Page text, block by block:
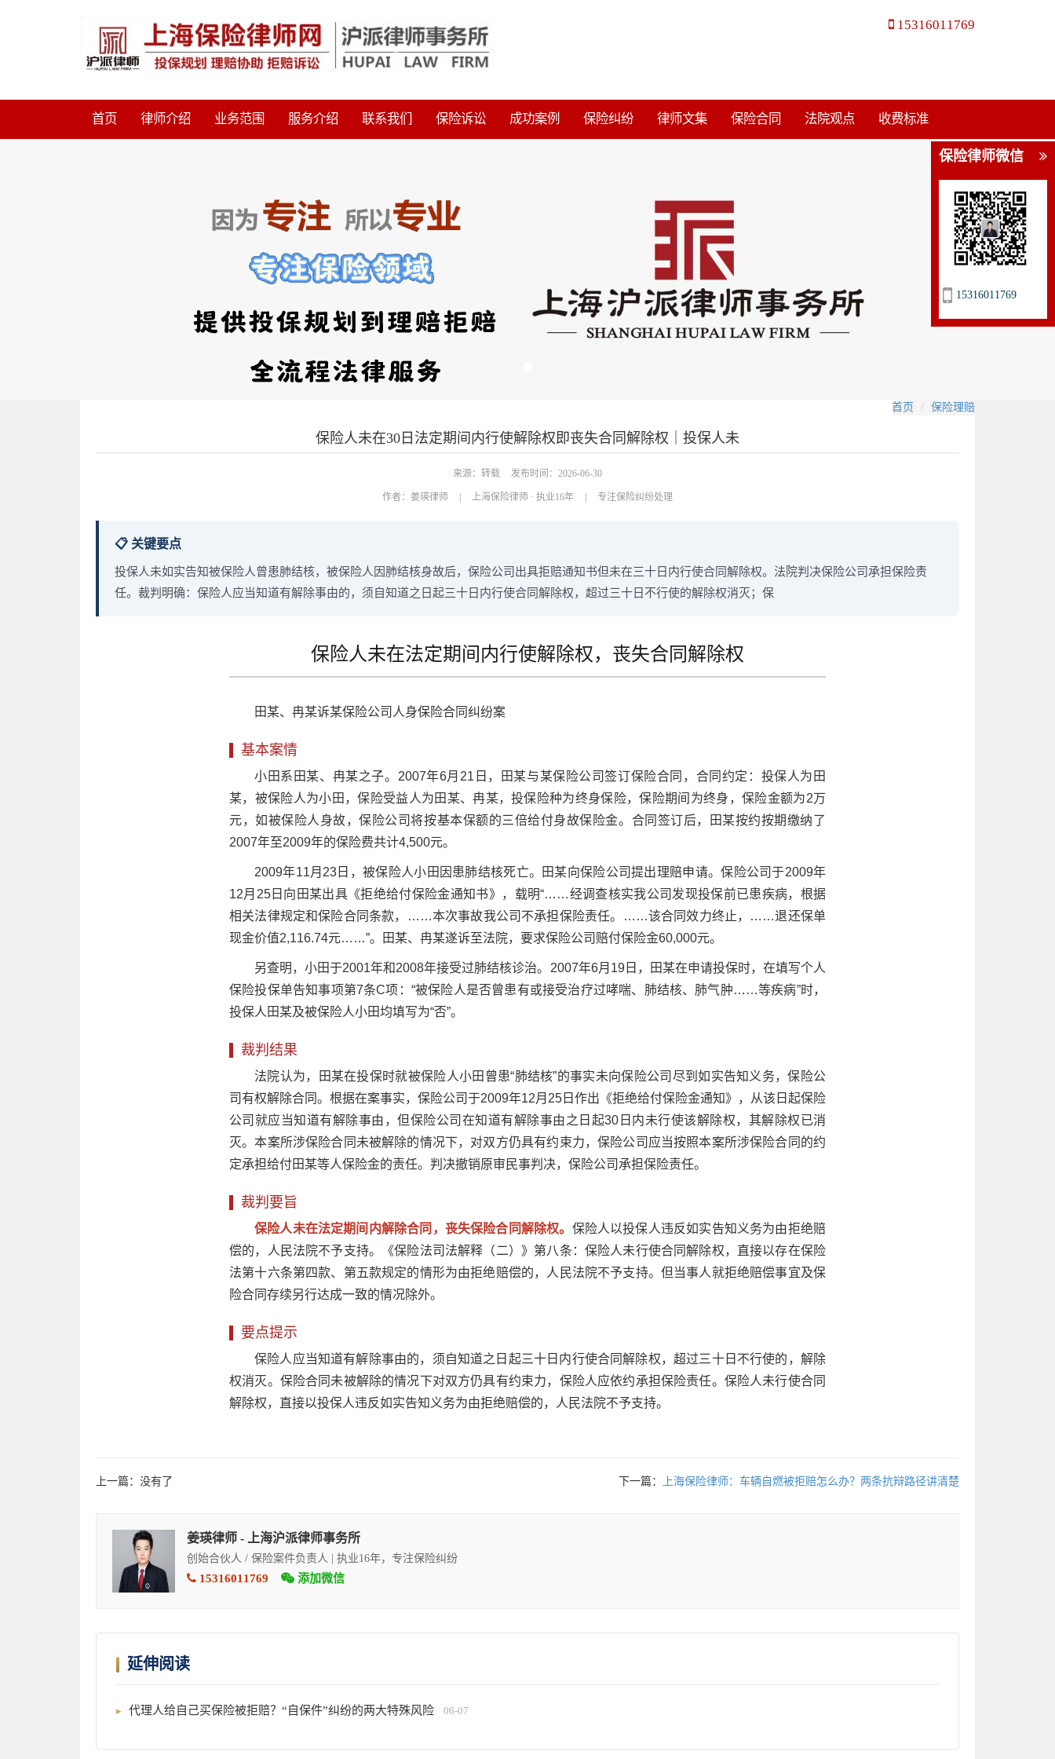
15316011769
首页 律师介绍 业务范围 服务介绍 联系我们 保险诉讼 成功案例 保险纠纷 律师文集 保险合同 法院观点 收费标准
首页 保险理赔
保险人未在30日法定期间内行使解除权即丧失合同解除权｜投保人未
来源：转载 发布时间：2026-06-30
作者： 姜瑛律师 上海保险律师 · 执业16年 专注保险纠纷处理
📋 关键要点
投保人未如实告知被保险人曾患肺结核，被保险人因肺结核身故后，保险公司出具拒赔通知书但未在三十日内行使合同解除权。法院判决保险公司承担保险责
任。裁判明确：保险人应当知道有解除事由的，须自知道之日起三十日内行使合同解除权，超过三十日不行使的解除权消灭；保
保险人未在法定期间内行使解除权，丧失合同解除权
田某、冉某诉某保险公司人身保险合同纠纷案
基本案情
小田系田某、冉某之子。2007年6月21日，田某与某保险公司签订保险合同，合同约定：投保人为田
某，被保险人为小田，保险受益人为田某、冉某，投保险种为终身保险，保险期间为终身，保险金额为2万
元，如被保险人身故，保险公司将按基本保额的三倍给付身故保险金。合同签订后，田某按约按期缴纳了
2007年至2009年的保险费共计4,500元。
2009年11月23日，被保险人小田因患肺结核死亡。田某向保险公司提出理赔申请。保险公司于2009年
12月25日向田某出具《拒绝给付保险金通知书》，载明“……经调查核实我公司发现投保前已患疾病，根据
相关法律规定和保险合同条款，……本次事故我公司不承担保险责任。……该合同效力终止，……退还保单
现金价值2,116.74元……”。田某、冉某遂诉至法院，要求保险公司赔付保险金60,000元。
另查明，小田于2001年和2008年接受过肺结核诊治。2007年6月19日，田某在申请投保时，在填写个人
保险投保单告知事项第7条C项：“被保险人是否曾患有或接受治疗过哮喘、肺结核、肺气肿……等疾病”时，
投保人田某及被保险人小田均填写为“否”。
裁判结果
法院认为，田某在投保时就被保险人小田曾患“肺结核”的事实未向保险公司尽到如实告知义务，保险公
司有权解除合同。根据在案事实，保险公司于2009年12月25日作出《拒绝给付保险金通知》，从该日起保险
公司就应当知道有解除事由，但保险公司在知道有解除事由之日起30日内未行使该解除权，其解除权已消
灭。本案所涉保险合同未被解除的情况下，对双方仍具有约束力，保险公司应当按照本案所涉保险合同的约
定承担给付田某等人保险金的责任。判决撤销原审民事判决，保险公司承担保险责任。
裁判要旨
保险人未在法定期间内解除合同，丧失保险合同解除权。 保险人以投保人违反如实告知义务为由拒绝赔
偿的，人民法院不予支持。《保险法司法解释（二）》第八条：保险人未行使合同解除权，直接以存在保险
法第十六条第四款、第五款规定的情形为由拒绝赔偿的，人民法院不予支持。但当事人就拒绝赔偿事宜及保
险合同存续另行达成一致的情况除外。
要点提示
保险人应当知道有解除事由的，须自知道之日起三十日内行使合同解除权，超过三十日不行使的，解除
权消灭。保险合同未被解除的情况下对双方仍具有约束力，保险人应依约承担保险责任。保险人未行使合同
解除权，直接以投保人违反如实告知义务为由拒绝赔偿的，人民法院不予支持。
上一篇：没有了 下一篇： 上海保险律师：车辆自燃被拒赔怎么办？两条抗辩路径讲清楚
姜瑛律师 - 上海沪派律师事务所
创始合伙人 / 保险案件负责人 | 执业16年，专注保险纠纷
15316011769 添加微信
延伸阅读
代理人给自己买保险被拒赔？“自保件”纠纷的两大特殊风险 06-07
保险律师微信
15316011769